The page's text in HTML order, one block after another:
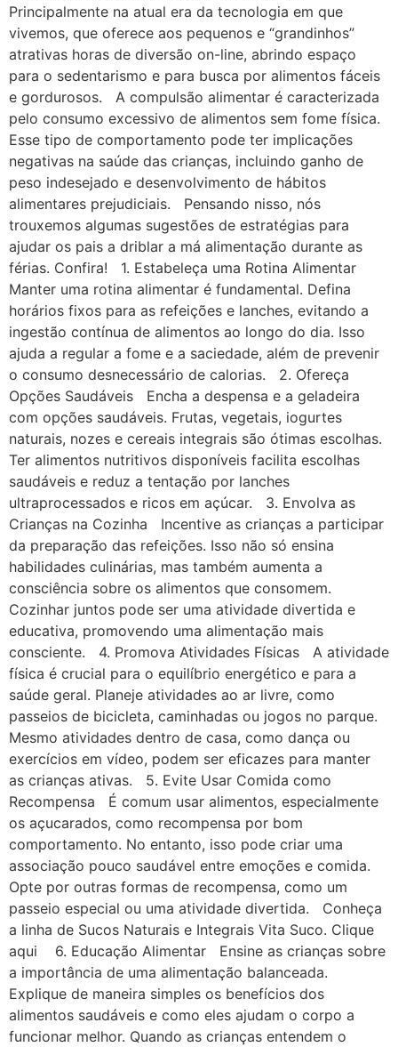
Principalmente na atual era da tecnologia em que
vivemos, que oferece aos pequenos e “grandinhos”
atrativas horas de diversão on-line, abrindo espaço
para o sedentarismo e para busca por alimentos fáceis
e gordurosos. A compulsão alimentar é caracterizada
pelo consumo excessivo de alimentos sem fome física.
Esse tipo de comportamento pode ter implicações
negativas na saúde das crianças, incluindo ganho de
peso indesejado e desenvolvimento de hábitos
alimentares prejudiciais. Pensando nisso, nós
trouxemos algumas sugestões de estratégias para
ajudar os pais a driblar a má alimentação durante as
férias. Confira! 1. Estabeleça uma Rotina Alimentar
Manter uma rotina alimentar é fundamental. Defina
horários fixos para as refeições e lanches, evitando a
ingestão contínua de alimentos ao longo do dia. Isso
ajuda a regular a fome e a saciedade, além de prevenir
o consumo desnecessário de calorias. 2. Ofereça
Opções Saudáveis Encha a despensa e a geladeira
com opções saudáveis. Frutas, vegetais, iogurtes
naturais, nozes e cereais integrais são ótimas escolhas.
Ter alimentos nutritivos disponíveis facilita escolhas
saudáveis e reduz a tentação por lanches
ultraprocessados e ricos em açúcar. 3. Envolva as
Crianças na Cozinha Incentive as crianças a participar
da preparação das refeições. Isso não só ensina
habilidades culinárias, mas também aumenta a
consciência sobre os alimentos que consomem.
Cozinhar juntos pode ser uma atividade divertida e
educativa, promovendo uma alimentação mais
consciente. 4. Promova Atividades Físicas A atividade
física é crucial para o equilíbrio energético e para a
saúde geral. Planeje atividades ao ar livre, como
passeios de bicicleta, caminhadas ou jogos no parque.
Mesmo atividades dentro de casa, como dança ou
exercícios em vídeo, podem ser eficazes para manter
as crianças ativas. 5. Evite Usar Comida como
Recompensa É comum usar alimentos, especialmente
os açucarados, como recompensa por bom
comportamento. No entanto, isso pode criar uma
associação pouco saudável entre emoções e comida.
Opte por outras formas de recompensa, como um
passeio especial ou uma atividade divertida. Conheça
a linha de Sucos Naturais e Integrais Vita Suco. Clique
aqui 6. Educação Alimentar Ensine as crianças sobre
a importância de uma alimentação balanceada.
Explique de maneira simples os benefícios dos
alimentos saudáveis e como eles ajudam o corpo a
funcionar melhor. Quando as crianças entendem o